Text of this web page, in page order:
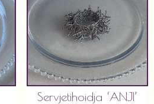
Servjetihoidja ‘ANJI’